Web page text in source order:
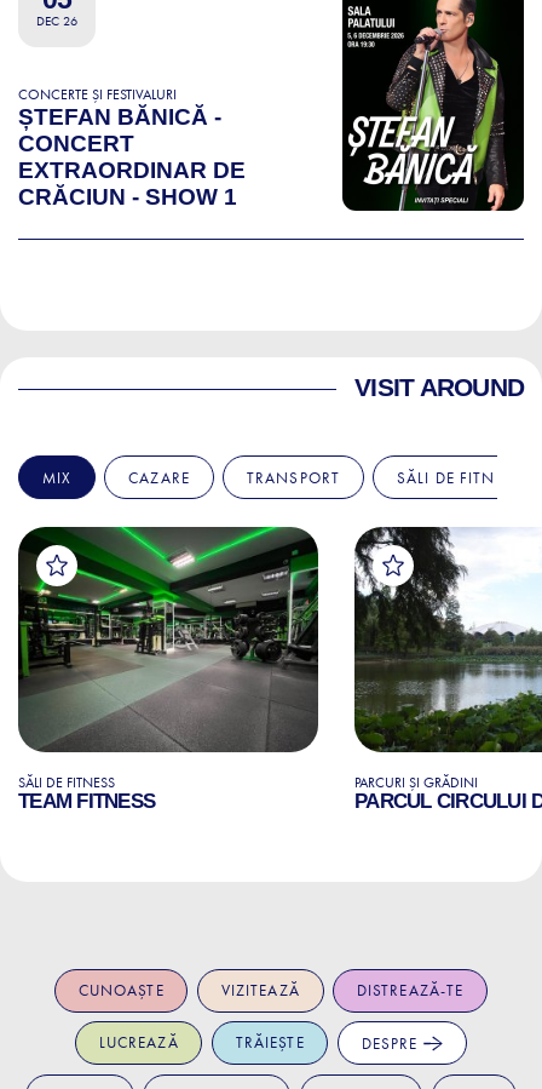
DEC 26
CONCERTE ȘI FESTIVALURI
ȘTEFAN BĂNICĂ -
CONCERT
EXTRAORDINAR DE
CRĂCIUN - SHOW 1
VISIT AROUND
MIX CAZARE TRANSPORT SĂLI DE FITNESS
SĂLI DE FITNESS
TEAM FITNESS
PARCURI ȘI GRĂDINI
PARCUL CIRCULUI
CUNOAȘTE VIZITEAZĂ DISTREAZĂ-TE
LUCREAZĂ TRĂIEȘTE DESPRE